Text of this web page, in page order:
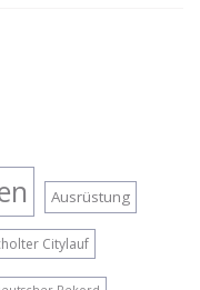
Ausrüstung
Citylauf